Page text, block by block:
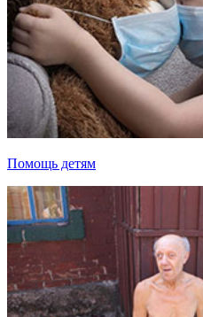
Помощь детям